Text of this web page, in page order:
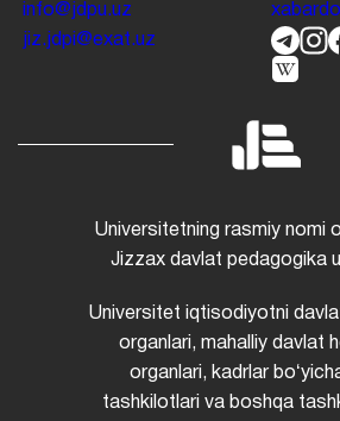
info@jdpu.uz
jiz.jdpi@exat.uz
Universitetning rasmiy nomi
Jizzax davlat pedagogika
Universitet iqtisodiyotni
organlari, mahalliy davlat
organlari, kadrlar
tashkilotlari va boshqa